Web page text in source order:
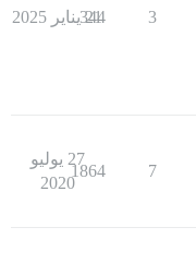
3
344
21 يناير 2025
7
1864
27 يوليو
2020